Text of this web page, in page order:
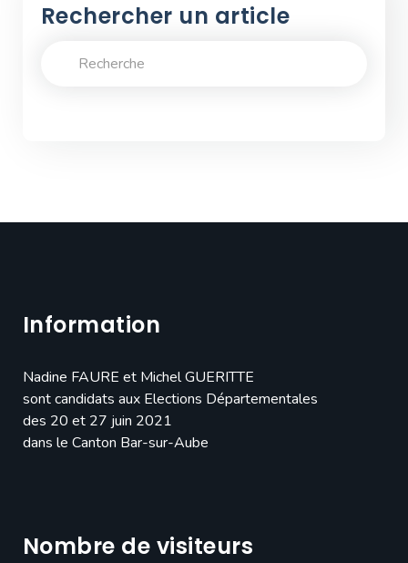
Rechercher un article
Information
Nadine FAURE et Michel GUERITTE
sont candidats aux Elections Départementales
des 20 et 27 juin 2021
dans le Canton Bar-sur-Aube
Nombre de visiteurs